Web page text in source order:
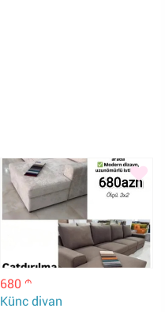
680 m
Künc divan